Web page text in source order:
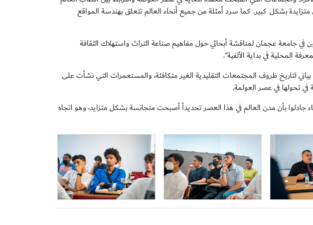
بشكل كبير. كما سرد أمثلة من جميع أنحاء العالم تتعلق بهندسة المواقع
في جامعة عجمان لمناقشة أبحاثي حول مفاهيم صناعة التراث واستهلاك الثقافة
المحلية في بداية الألفية".
لتاريخ ظروف المجتمعات التقليدية الغير متكافئة، والمستعمرات التي نشأت على
تحولها في عصر العولمة.
جادلوا بأن مدن العالم في هذا العصر تحديداً أصبحت متجانسة بشكل متزايد، وهو اتجاه